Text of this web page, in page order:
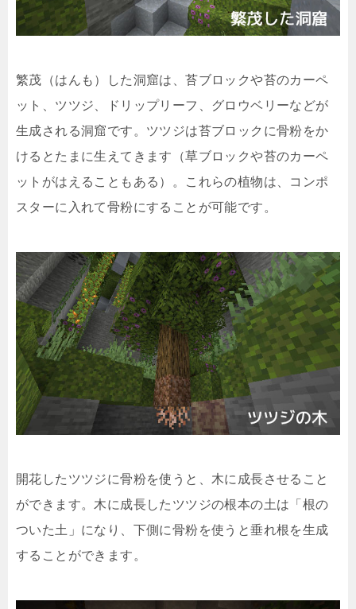
繁茂（はんも）した洞窟は、苔ブロックや苔のカーペ
ット、ツツジ、ドリップリーフ、グロウベリーなどが
生成される洞窟です。ツツジは苔ブロックに骨粉をか
けるとたまに生えてきます（草ブロックや苔のカーペ
ットがはえることもある）。これらの植物は、コンポ
スターに入れて骨粉にすることが可能です。
開花したツツジに骨粉を使うと、木に成長させること
ができます。木に成長したツツジの根本の土は「根の
ついた土」になり、下側に骨粉を使うと垂れ根を生成
することができます。